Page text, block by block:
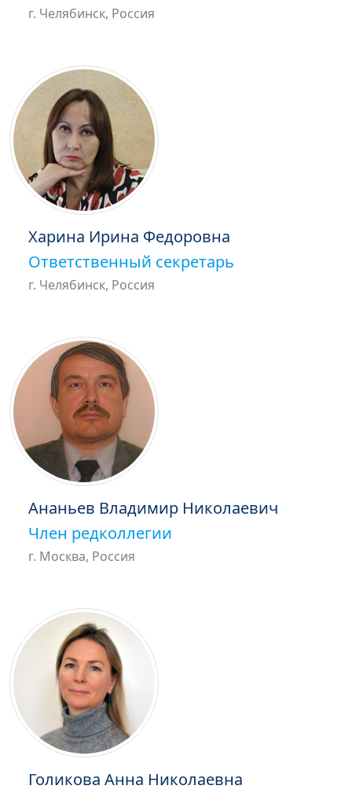
г. Челябинск, Россия
Харина Ирина Федоровна
Ответственный секретарь
г. Челябинск, Россия
Ананьев Владимир Николаевич
Член редколлегии
г. Москва, Россия
Голикова Анна Николаевна